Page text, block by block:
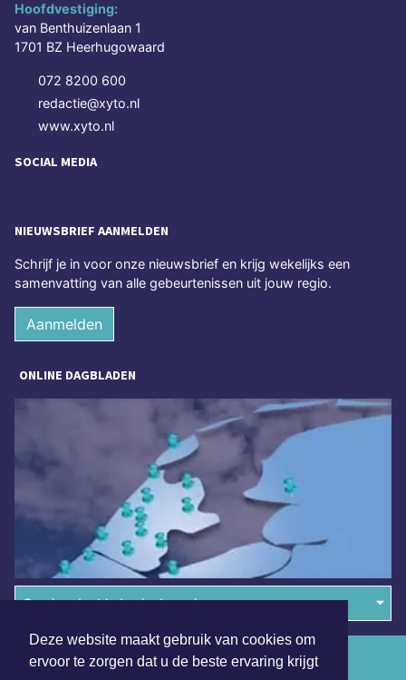
Deze website maakt gebruik van cookies om
ervoor te zorgen dat u de beste ervaring krijgt
Hoofdvestiging:
van Benthuizenlaan 1
1701 BZ Heerhugowaard
072 8200 600
redactie@xyto.nl
www.xyto.nl
SOCIAL MEDIA
NIEUWSBRIEF AANMELDEN
Schrijf je in voor onze nieuwsbrief en krijg wekelijks een
samenvatting van alle gebeurtenissen uit jouw regio.
Aanmelden
ONLINE DAGBLADEN
Overige dagbladen in de regio
Algemene voorwaarden